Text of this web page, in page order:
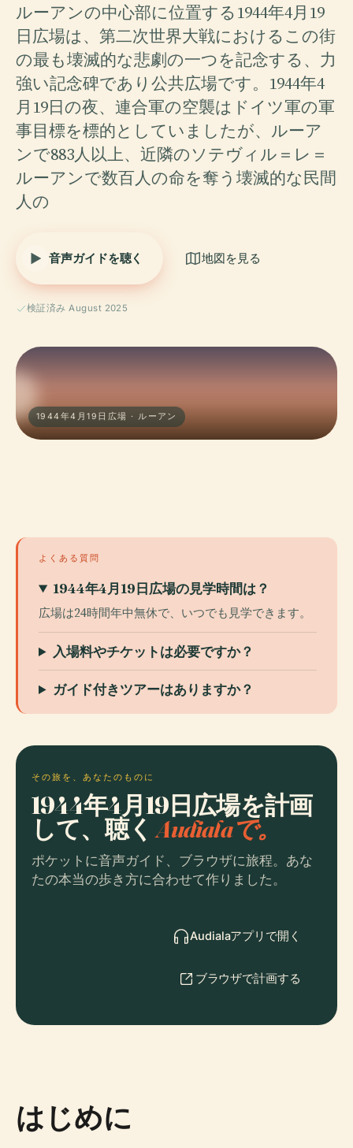
ルーアンの中心部に位置する1944年4月19
日広場は、第二次世界大戦におけるこの街
の最も壊滅的な悲劇の一つを記念する、力
強い記念碑であり公共広場です。1944年4
月19日の夜、連合軍の空襲はドイツ軍の軍
事目標を標的としていましたが、ルーア
ンで883人以上、近隣のソテヴィル＝レ＝
ルーアンで数百人の命を奪う壊滅的な民間
人の
音声ガイドを聴く 地図を見る
検証済み August 2025
1944年4月19日広場 · ルーアン
よくある質問
1944年4月19日広場の見学時間は？
広場は24時間年中無休で、いつでも見学できます。
入場料やチケットは必要ですか？
ガイド付きツアーはありますか？
その旅を、あなたのものに
1944年4月19日広場を計画
して、聴くAudialaで。
ポケットに音声ガイド、ブラウザに旅程。あな
たの本当の歩き方に合わせて作りました。
Audialaアプリで開く
ブラウザで計画する
はじめに